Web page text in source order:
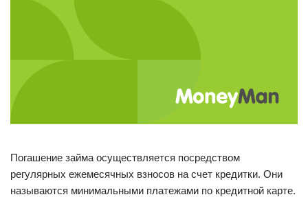
Погашение займа осуществляется посредством
регулярных ежемесячных взносов на счет кредитки. Они
называются минимальными платежами по кредитной карте.